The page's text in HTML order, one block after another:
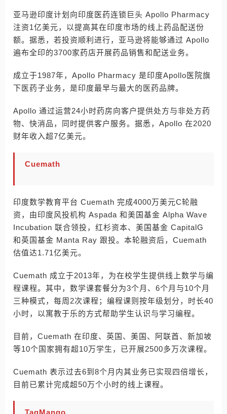
亚马逊印度计划向印度医药连锁巨头 Apollo Pharmacy
注资1亿美元，以提高其在印度市场的线上药品配送份
额。据悉，若投资顺利进行，亚马逊将能够通过 Apollo
遍布全印的3700家药店开展药品销售和配送业务。
成立于1987年，Apollo Pharmacy 是印度Apollo医院旗
下医药子业务，是印度最早与最大的医药品牌。
Apollo 通过运营24小时药房向客户提供处方与非处方药
物、快消品，同时提供客户服务。据悉，Apollo 在2020
财年收入超7亿美元。
Cuemath
印度数学教育平台 Cuemath 完成4000万美元C轮融
资，由印度风投机构 Aspada 和美国基金 Alpha Wave
Incubation 联合领投，红杉资本、美国基金 CapitalG
和英国基金 Manta Ray 跟投。本轮融资后，Cuemath
估值达1.71亿美元。
Cuemath 成立于2013年，为在校学生提供线上数学与编
程课程。其中，数学课套餐分为3个月、6个月与10个月
三种模式，每周2次课程；编程课则按年级划分，时长40
小时，以寓教于乐的方式帮助学生认识与学习编程。
目前，Cuemath 在印度、英国、美国、阿联酋、新加坡
等10个国家拥有超10万学生，已开展2500多万次课程。
Cuemath 表示过去6到8个月内其业务已实现四倍增长，
目前已累计完成超50万个小时的线上课程。
TagMango